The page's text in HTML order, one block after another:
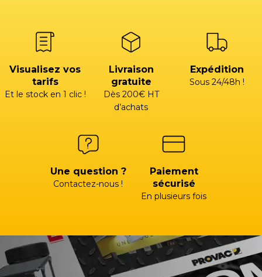
Visualisez vos
tarifs
Et le stock en 1 clic !
Livraison
gratuite
Dès 200€ HT
d’achats
Expédition
Sous 24/48h !
Une question ?
Contactez-nous !
Paiement
sécurisé
En plusieurs fois